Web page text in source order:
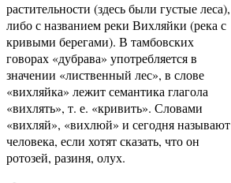
растительности (здесь были густые леса),
либо с названием реки Вихляйки (река с
кривыми берегами). В тамбовских
говорах «дубрава» употребляется в
значении «лиственный лес», в слове
«вихляйка» лежит семантика глагола
«вихлять», т. е. «кривить». Словами
«вихляй», «вихлюй» и сегодня называют
человека, если хотят сказать, что он
ротозей, разиня, олух.